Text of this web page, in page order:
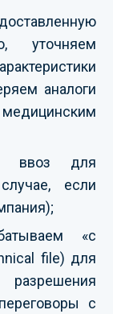
уточняем
аналоги
ввоз для
если
«с
file) для
с